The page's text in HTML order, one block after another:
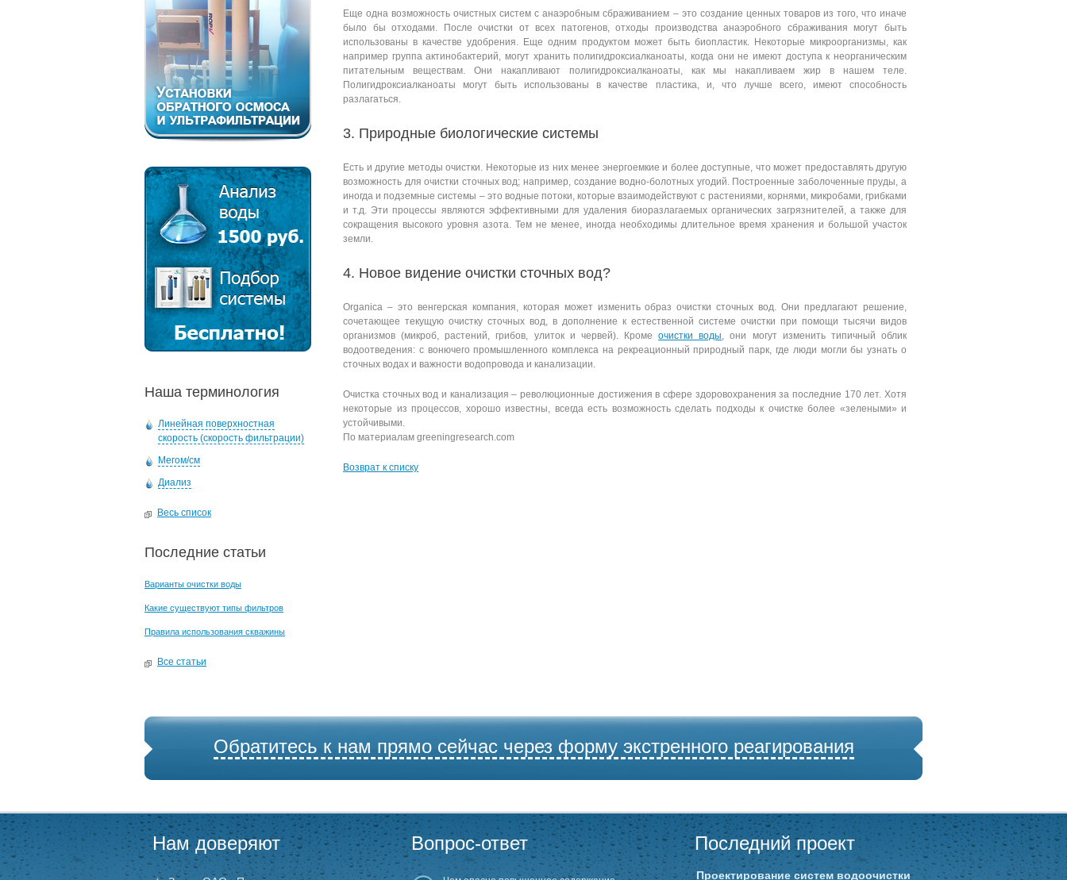
Наша терминология
Линейная поверхностная
скорость (скорость фильтрации)
Мегом/см
Диализ
Весь список
Последние статьи
Варианты очистки воды
Какие существуют типы фильтров
Правила использования скважины
Все статьи
Еще одна возможность очистных систем с анаэробным сбраживанием – это создание ценных товаров из того, что иначе
было бы отходами. После очистки от всех патогенов, отходы производства анаэробного сбраживания могут быть
использованы в качестве удобрения. Еще одним продуктом может быть биопластик. Некоторые микроорганизмы, как
например группа актинобактерий, могут хранить полигидроксиалканоаты, когда они не имеют доступа к неорганическим
питательным веществам. Они накапливают полигидроксиалканоаты, как мы накапливаем жир в нашем теле.
Полигидроксиалканоаты могут быть использованы в качестве пластика, и, что лучше всего, имеют способность
разлагаться.
3. Природные биологические системы
Есть и другие методы очистки. Некоторые из них менее энергоемкие и более доступные, что может предоставлять другую
возможность для очистки сточных вод; например, создание водно-болотных угодий. Построенные заболоченные пруды, а
иногда и подземные системы – это водные потоки, которые взаимодействуют с растениями, корнями, микробами, грибками
и т.д. Эти процессы являются эффективными для удаления биоразлагаемых органических загрязнителей, а также для
сокращения высокого уровня азота. Тем не менее, иногда необходимы длительное время хранения и большой участок
земли.
4. Новое видение очистки сточных вод?
Organica – это венгерская компания, которая может изменить образ очистки сточных вод. Они предлагают решение,
сочетающее текущую очистку сточных вод, в дополнение к естественной системе очистки при помощи тысячи видов
организмов (микроб, растений, грибов, улиток и червей). Кромеочистки воды, они могут изменить типичный облик
водоотведения: с вонючего промышленного комплекса на рекреационный природный парк, где люди могли бы узнать о
сточных водах и важности водопровода и канализации.
Очистка сточных вод и канализация – революционные достижения в сфере здоровохранения за последние 170 лет. Хотя
некоторые из процессов, хорошо известны, всегда есть возможность сделать подходы к очистке более «зелеными» и
устойчивыми.
По материалам greeningresearch.com
Возврат к списку
Обратитесь к нам прямо сейчас через форму экстренного реагирования
Нам доверяют Вопрос-ответ Последний проект
Проектирование систем водоочистки